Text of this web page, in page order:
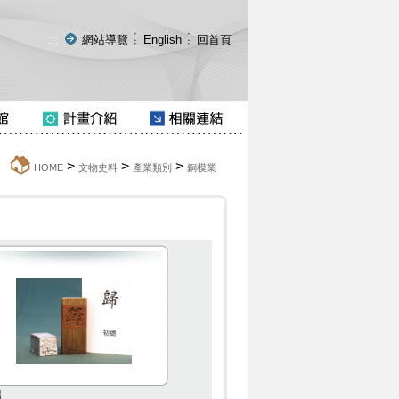
::: 網站導覽 English 回首頁
HOME> 文物史料> 產業類別 > 銅模業